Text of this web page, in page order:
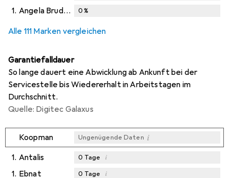
1. Angela Bruderer 0%
Alle 111 Marken vergleichen
Garantiefalldauer
So lange dauert eine Abwicklung ab Ankunft bei der
Servicestelle bis Wiedererhalt in Arbeitstagen im
Durchschnitt.
Quelle: Digitec Galaxus
Koopman Ungenügende Daten i
1. Antalis 0 Tage i
1. Ebnat 0 Tage i